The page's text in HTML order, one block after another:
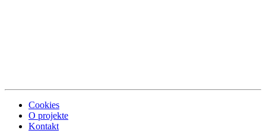
Cookies
O projekte
Kontakt